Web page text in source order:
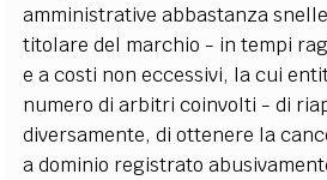
amministrative abbastanza
titolare del marchio - in tempi
e a costi non eccessivi, la cui
numero di arbitri coinvolti - di
diversamente, di ottenere la
a dominio registrato